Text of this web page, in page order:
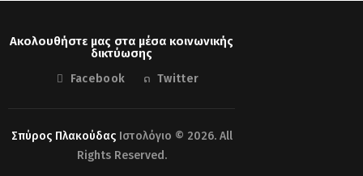
Ακολουθήστε μας στα μέσα κοινωνικής
δικτύωσης
Facebook Twitter
Σπύρος ΠλακούδαςΙστολόγιο © 2026. All
Rights Reserved.